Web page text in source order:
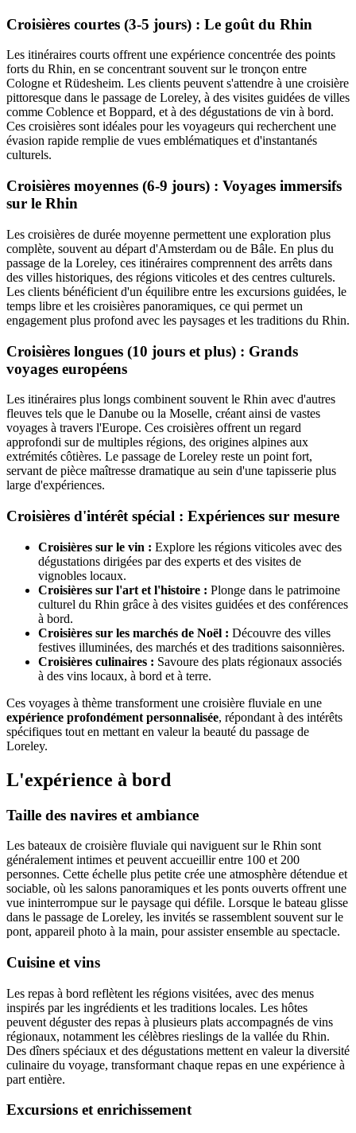
Croisières courtes (3-5 jours) : Le goût du Rhin
Les itinéraires courts offrent une expérience concentrée des points
forts du Rhin, en se concentrant souvent sur le tronçon entre
Cologne et Rüdesheim. Les clients peuvent s'attendre à une croisière
pittoresque dans le passage de Loreley, à des visites guidées de villes
comme Coblence et Boppard, et à des dégustations de vin à bord.
Ces croisières sont idéales pour les voyageurs qui recherchent une
évasion rapide remplie de vues emblématiques et d'instantanés
culturels.
Croisières moyennes (6-9 jours) : Voyages immersifs
sur le Rhin
Les croisières de durée moyenne permettent une exploration plus
complète, souvent au départ d'Amsterdam ou de Bâle. En plus du
passage de la Loreley, ces itinéraires comprennent des arrêts dans
des villes historiques, des régions viticoles et des centres culturels.
Les clients bénéficient d'un équilibre entre les excursions guidées, le
temps libre et les croisières panoramiques, ce qui permet un
engagement plus profond avec les paysages et les traditions du Rhin.
Croisières longues (10 jours et plus) : Grands
voyages européens
Les itinéraires plus longs combinent souvent le Rhin avec d'autres
fleuves tels que le Danube ou la Moselle, créant ainsi de vastes
voyages à travers l'Europe. Ces croisières offrent un regard
approfondi sur de multiples régions, des origines alpines aux
extrémités côtières. Le passage de Loreley reste un point fort,
servant de pièce maîtresse dramatique au sein d'une tapisserie plus
large d'expériences.
Croisières d'intérêt spécial : Expériences sur mesure
Croisières sur le vin : Explore les régions viticoles avec des
dégustations dirigées par des experts et des visites de
vignobles locaux.
Croisières sur l'art et l'histoire : Plonge dans le patrimoine
culturel du Rhin grâce à des visites guidées et des conférences
à bord.
Croisières sur les marchés de Noël : Découvre des villes
festives illuminées, des marchés et des traditions saisonnières.
Croisières culinaires : Savoure des plats régionaux associés
à des vins locaux, à bord et à terre.
Ces voyages à thème transforment une croisière fluviale en une
expérience profondément personnalisée, répondant à des intérêts
spécifiques tout en mettant en valeur la beauté du passage de
Loreley.
L'expérience à bord
Taille des navires et ambiance
Les bateaux de croisière fluviale qui naviguent sur le Rhin sont
généralement intimes et peuvent accueillir entre 100 et 200
personnes. Cette échelle plus petite crée une atmosphère détendue et
sociable, où les salons panoramiques et les ponts ouverts offrent une
vue ininterrompue sur le paysage qui défile. Lorsque le bateau glisse
dans le passage de Loreley, les invités se rassemblent souvent sur le
pont, appareil photo à la main, pour assister ensemble au spectacle.
Cuisine et vins
Les repas à bord reflètent les régions visitées, avec des menus
inspirés par les ingrédients et les traditions locales. Les hôtes
peuvent déguster des repas à plusieurs plats accompagnés de vins
régionaux, notamment les célèbres rieslings de la vallée du Rhin.
Des dîners spéciaux et des dégustations mettent en valeur la diversité
culinaire du voyage, transformant chaque repas en une expérience à
part entière.
Excursions et enrichissement